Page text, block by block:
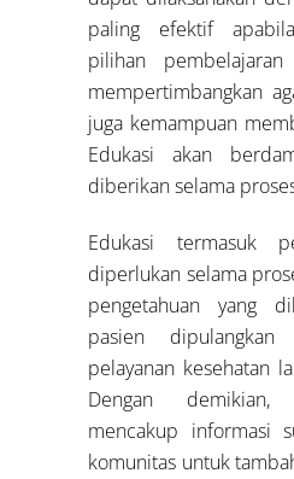
paling efektif
pilihan
mempertimbangkan
juga kemampuan
Edukasi akan
diberikan selama
Edukasi termasuk
diperlukan selama
pengetahuan yang
pasien
pelayanan kesehatan
Dengan
mencakup informasi
komunitas untuk